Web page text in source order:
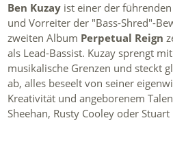
Ben Kuzay ist einer der
und Vorreiter der "Bass-Shred"-
zweiten Album Perpetual Reign
als Lead-Bassist. Kuzay sprengt
musikalische Grenzen und steckt
ab, alles beseelt von seiner
Kreativität und angeborenem
Sheehan, Rusty Cooley oder